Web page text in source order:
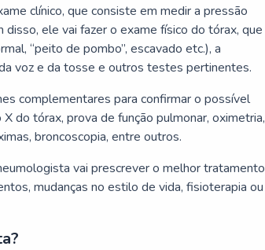
clínico, que consiste em medir a pressão
ele vai fazer o exame físico do tórax, que
“peito de pombo”, escavado etc.), a
voz e da tosse e outros testes pertinentes.
complementares para confirmar o possível
do tórax, prova de função pulmonar, oximetria,
broncoscopia, entre outros.
vai prescrever o melhor tratamento
mudanças no estilo de vida, fisioterapia ou